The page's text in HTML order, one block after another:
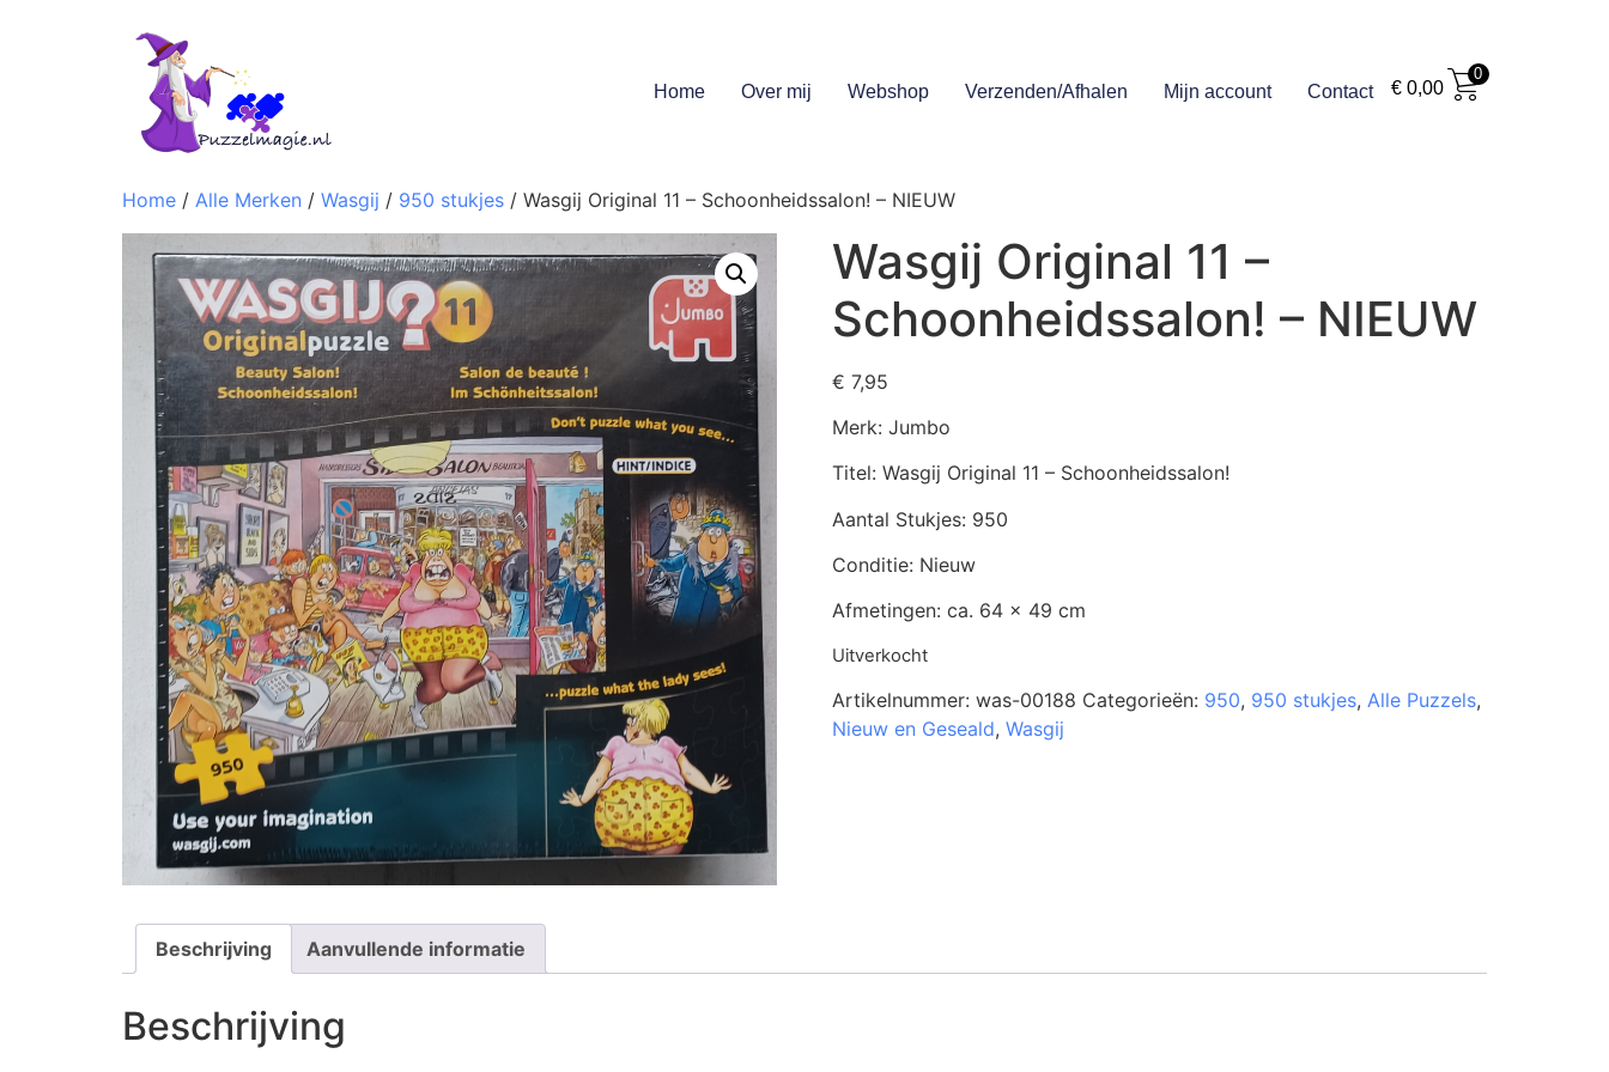
Home Over mij Webshop Verzenden/Afhalen Mijn account Contact €0,00
0
Home / Alle Merken / Wasgij / 950 stukjes / Wasgij Original 11 – Schoonheidssalon! – NIEUW
Wasgij Original 11 –
Schoonheidssalon! – NIEUW
€ 7,95
Merk: Jumbo
Titel: Wasgij Original 11 – Schoonheidssalon!
Aantal Stukjes: 950
Conditie: Nieuw
Afmetingen: ca. 64 x 49 cm
Uitverkocht
Artikelnummer: was-00188 Categorieën: 950, 950 stukjes, Alle Puzzels,
Nieuw en Geseald, Wasgij
Beschrijving Aanvullende informatie
Beschrijving